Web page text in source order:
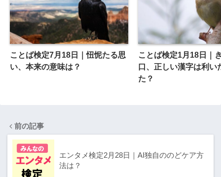
ことば検定7月18日｜忸怩たる思
い、本来の意味は？
ことば検定1月18日｜
口、正しい漢字は利い
た？
前の記事
エンタメ検定2月28日｜AI独自ののどケア方
法は？